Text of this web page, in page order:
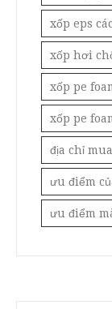
xốp eps
xốp hơi
xốp pe
xốp pe
địa chỉ
ưu điểm
ưu điểm